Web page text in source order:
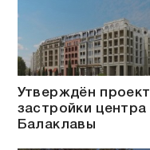
Утверждён проект
застройки центра
Балаклавы